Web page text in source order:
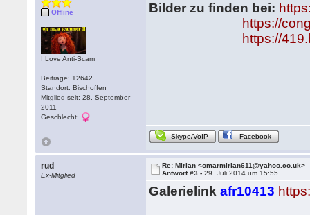
Offline
I Love Anti-Scam
Beiträge: 12642
Standort: Bischoffen
Mitglied seit: 28. September
2011
Geschlecht:
Bilder zu finden bei:
https://
https://
Skype/VoIP Facebook
rud
Ex-Mitglied
Re: Mirian <omarmirian611@yahoo.co.uk>
Antwort #3 -29. Juli 2014 um 15:55
Galerielinkafr10413